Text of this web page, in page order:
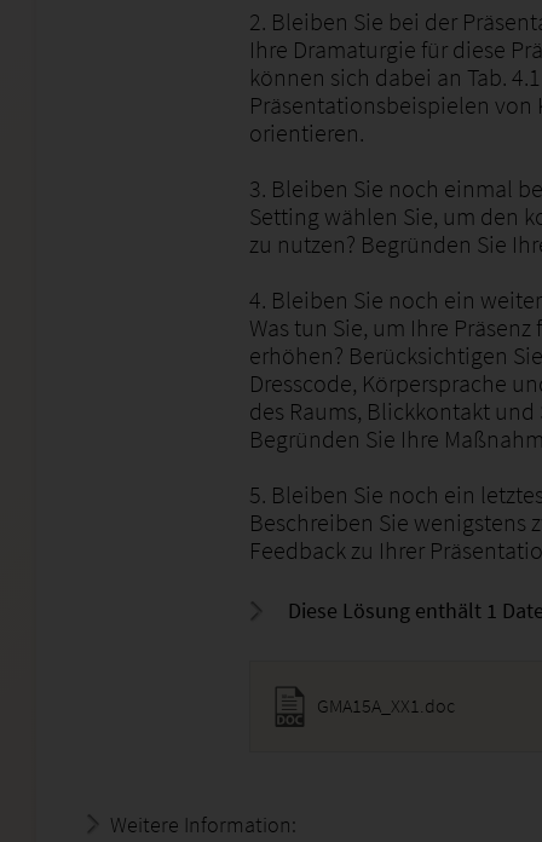
2. Bleiben Sie bei der
Ihre Dramaturgie für diese
können sich dabei an Tab.
Präsentationsbeispielen von
orientieren.
3. Bleiben Sie noch einmal
Setting wählen Sie, um den
zu nutzen? Begründen Sie
4. Bleiben Sie noch ein
Was tun Sie, um Ihre
erhöhen? Berücksichtigen
Dresscode, Körpersprache
des Raums, Blickkontakt
Begründen Sie Ihre
5. Bleiben Sie noch ein
Beschreiben Sie wenigstens
Feedback zu Ihrer
Diese Lösung enthält 1
GMA15A_XX1.doc
Weitere Information: